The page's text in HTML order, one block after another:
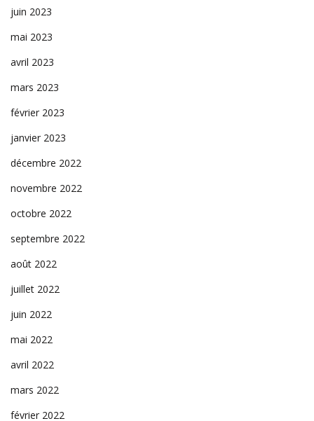
juin 2023
mai 2023
avril 2023
mars 2023
février 2023
janvier 2023
décembre 2022
novembre 2022
octobre 2022
septembre 2022
août 2022
juillet 2022
juin 2022
mai 2022
avril 2022
mars 2022
février 2022